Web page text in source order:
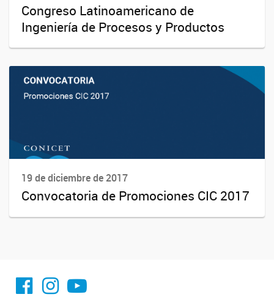
Congreso Latinoamericano de
Ingeniería de Procesos y Productos
19 de diciembre de 2017
Convocatoria de Promociones CIC 2017
facebook imit.conicet
imit.conicet
Youtube